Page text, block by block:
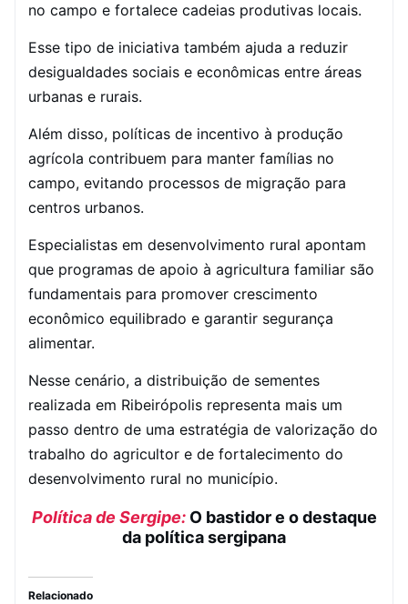
no campo e fortalece cadeias produtivas locais.
Esse tipo de iniciativa também ajuda a reduzir
desigualdades sociais e econômicas entre áreas
urbanas e rurais.
Além disso, políticas de incentivo à produção
agrícola contribuem para manter famílias no
campo, evitando processos de migração para
centros urbanos.
Especialistas em desenvolvimento rural apontam
que programas de apoio à agricultura familiar são
fundamentais para promover crescimento
econômico equilibrado e garantir segurança
alimentar.
Nesse cenário, a distribuição de sementes
realizada em Ribeirópolis representa mais um
passo dentro de uma estratégia de valorização do
trabalho do agricultor e de fortalecimento do
desenvolvimento rural no município.
Política de Sergipe: O bastidor e o destaque
da política sergipana
Relacionado